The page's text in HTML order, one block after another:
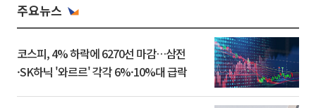
주요뉴스
코스피, 4% 하락에 6270선 마감…삼전
·SK하닉 '와르르' 각각 6%·10%대 급락